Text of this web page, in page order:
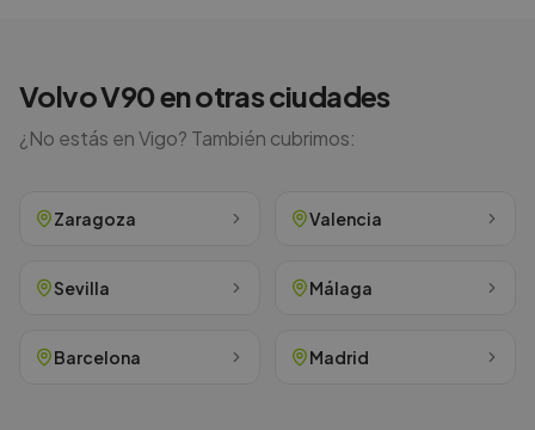
VolvoV90en otras ciudades
¿No estás enVigo? También cubrimos:
Zaragoza Valencia
Sevilla Málaga
Barcelona Madrid